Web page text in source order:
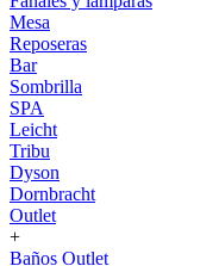
Mesa
Reposeras
Bar
Sombrilla
SPA
Leicht
Tribu
Dyson
Dornbracht
Outlet
+
Baños Outlet